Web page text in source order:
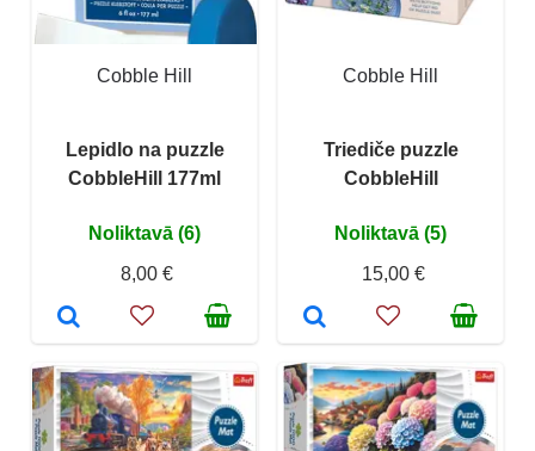
Cobble Hill
Lepidlo na puzzle
CobbleHill 177ml
Noliktavā (6)
8,00 €
Cobble Hill
Triediče puzzle
CobbleHill
Noliktavā (5)
15,00 €